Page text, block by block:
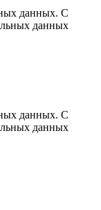
данных. С
данных
данных. С
данных